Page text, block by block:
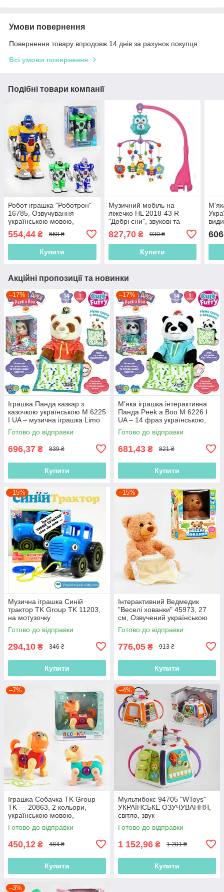
Умови повернення
Повернення товару впродовж 14 днів за рахунок покупця
Всі умови повернення
Подібні товари компанії
Робот іграшка "Роботрон"
16785, Озвучування
українською мовою,
554,44 ₴ 668 ₴
Купити
Музичний мобіль на
ліжечко HL 2018-43 R
"Добрі сни", звукові та
світлові ефекти, 5 підвісок-
брязкальців
827,70₴ 930 ₴
Купити
606
Акційні пропозиції та новинки
–17%
Іграшка Панда казкар з
казочкою українською M 6225
I UA – музична іграшка Limo
Toy 27 см, ідеальний
подарунок
Готово до відправки
696,37 ₴ 839 ₴
Купити
–17%
М’яка іграшка інтерактивна
Панда Peek a Boo M 6226 I
UA – 14 фраз українською,
грає в хованки
Готово до відправки
681,43 ₴ 821 ₴
Купити
–15%
Музична іграшка Синій
трактор TK Group TK 11203,
на мотузочку
Готово до відправки
294,10 ₴ 346 ₴
Купити
–15%
Інтерактивний Ведмедик
"Веселі хованки" 45973, 27
см, Озвучений українською
мовою, говорить, грає в
хованки
Готово до відправки
776,05 ₴ 913 ₴
Купити
–7%
Іграшка Собачка TK Group
TK — 20863, 2 кольори,
українською мовою,
батарейками, звуком,
проєкція
Готово до відправки
450,12 ₴ 484 ₴
Купити
–4%
Мультибокс 94705 "WToys"
УКРАЇНСЬКЕ ОЗУЧУВАННЯ,
світло, звук
Готово до відправки
1 152,96 ₴ 1 201 ₴
Купити
–3%